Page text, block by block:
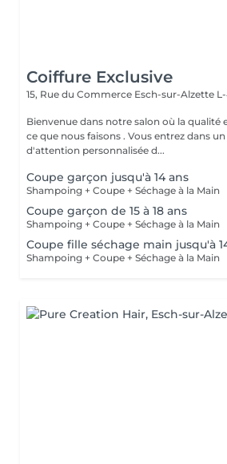
Coiffure Exclusive
15, Rue du Commerce Esch-sur-Alzette
Bienvenue dans notre salon où la qualité
ce que nous faisons . Vous entrez dans
d'attention personnalisée d...
Coupe garçon jusqu'à 14 ans
Shampoing + Coupe + Séchage à la Main
Coupe garçon de 15 à 18 ans
Shampoing + Coupe + Séchage à la Main
Coupe fille séchage main jusqu'à
Shampoing + Coupe + Séchage à la Main